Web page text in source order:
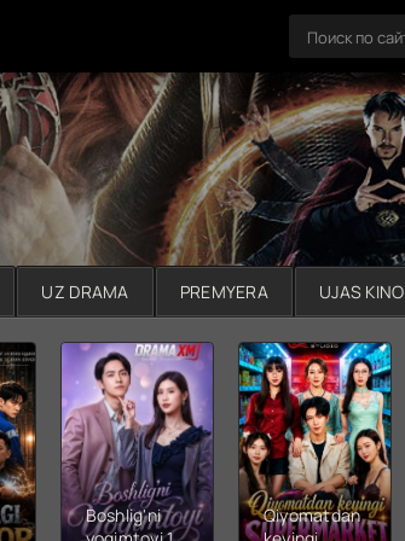
UZ DRAMA PREMYERA UJAS KINO
Boshlig'ni
Qiyomatdan